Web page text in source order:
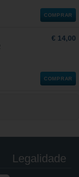
COMPRAR
€ 14,00
COMPRAR
Legalidade